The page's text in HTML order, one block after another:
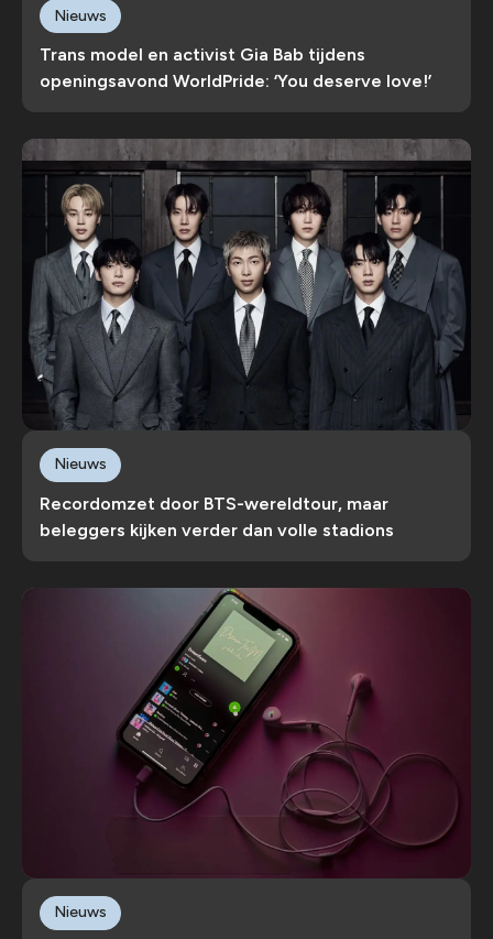
Trans model en activist Gia Bab tijdens
openingsavond WorldPride: ‘You deserve love!’
Nieuws
Recordomzet door BTS-wereldtour, maar
beleggers kijken verder dan volle stadions
Nieuws
Nieuws